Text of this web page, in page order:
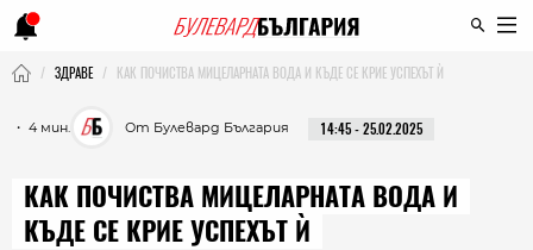
ЗДРАВЕ КАК ПОЧИСТВА МИЦЕЛАРНАТА ВОДА И КЪДЕ СЕ КРИЕ УСПЕХЪТ Ѝ
・ 4 мин. От Булевард България 14:45 - 25.02.2025
КАК ПОЧИСТВА МИЦЕЛАРНАТА ВОДА И
КЪДЕ СЕ КРИЕ УСПЕХЪТ Ѝ